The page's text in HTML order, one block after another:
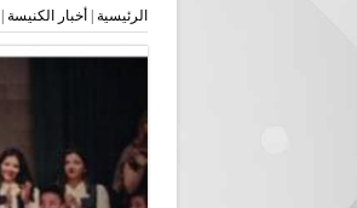
أيّ عيش مشترك نريد؟
الرئيسية أخبار الكنيسة